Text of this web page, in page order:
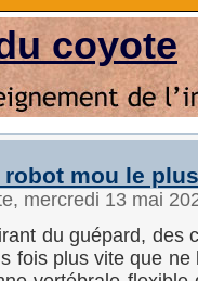
coyote
robot mou le
mercredi 13 mai
du guépard, des
fois plus vite que